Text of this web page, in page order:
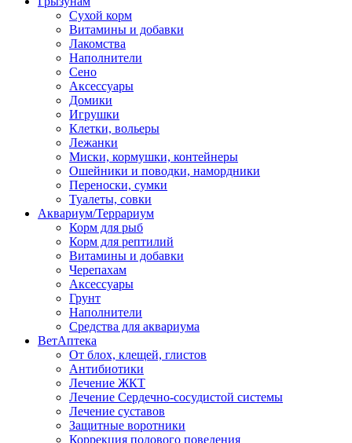
Сухой корм
Витамины и добавки
Лакомства
Наполнители
Сено
Аксессуары
Домики
Игрушки
Клетки, вольеры
Лежанки
Миски, кормушки, контейнеры
Ошейники и поводки, намордники
Переноски, сумки
Туалеты, совки
Аквариум/Террариум
Корм для рыб
Корм для рептилий
Витамины и добавки
Черепахам
Аксессуары
Грунт
Наполнители
Средства для аквариума
ВетАптека
От блох, клещей, глистов
Антибиотики
Лечение ЖКТ
Лечение Сердечно-сосудистой системы
Лечение суставов
Защитные воротники
Коррекция полового поведения